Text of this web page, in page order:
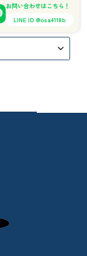
お問い合わせはこちら！
LINE ID @osa4118b